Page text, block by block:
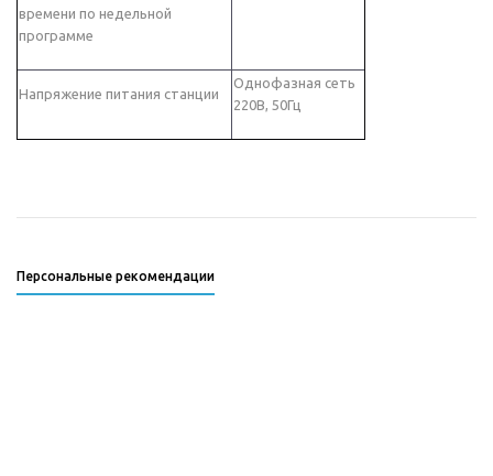
времени по недельной
программе
Напряжение питания станции
Однофазная сеть
220В, 50Гц
Персональные рекомендации